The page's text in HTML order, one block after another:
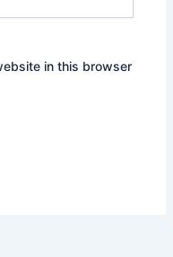
in this browser